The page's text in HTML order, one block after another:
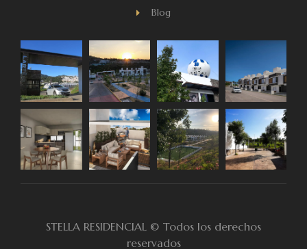
Blog
STELLA RESIDENCIAL © Todos los derechos
reservados